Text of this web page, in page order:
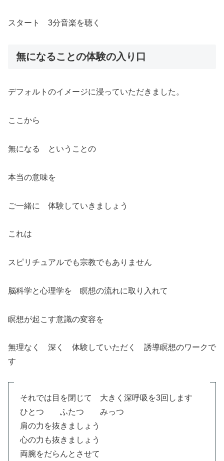
スタート 3分音楽を聴く
無になることの体験の入り口
デフォルトのイメージに浸っていただきました。
ここから
無になる ということの
本当の意味を
ご一緒に 体験していきましょう
これは
スピリチュアルでも宗教でもありません
脳科学と心理学を 瞑想の流れに取り入れて
瞑想が起こす意識の変容を
無理なく 深く 体験していただく 誘導瞑想のワークで
す
それでは目を閉じて 大きく深呼吸を3回します
ひとつ ふたつ みっつ
肩の力を抜きましょう
心の力も抜きましょう
両腕をだらんとさせて